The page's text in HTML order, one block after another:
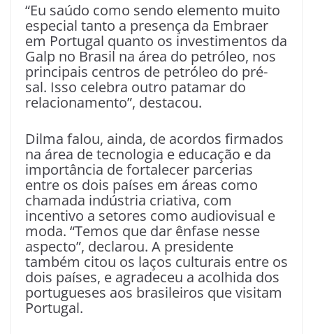
“Eu saúdo como sendo elemento muito
especial tanto a presença da Embraer
em Portugal quanto os investimentos da
Galp no Brasil na área do petróleo, nos
principais centros de petróleo do pré-
sal. Isso celebra outro patamar do
relacionamento”, destacou.
Dilma falou, ainda, de acordos firmados
na área de tecnologia e educação e da
importância de fortalecer parcerias
entre os dois países em áreas como
chamada indústria criativa, com
incentivo a setores como audiovisual e
moda. “Temos que dar ênfase nesse
aspecto”, declarou. A presidente
também citou os laços culturais entre os
dois países, e agradeceu a acolhida dos
portugueses aos brasileiros que visitam
Portugal.